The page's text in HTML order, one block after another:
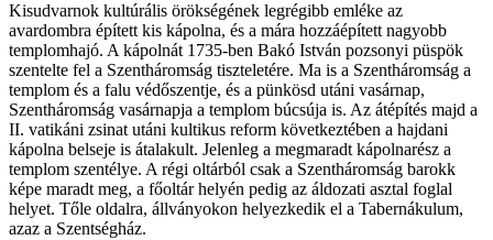
Kisudvarnok kultúrális örökségének legrégibb emléke az
avardombra épített kis kápolna, és a mára hozzáépített nagyobb
templomhajó. A kápolnát 1735-ben Bakó István pozsonyi püspök
szentelte fel a Szentháromság tiszteletére. Ma is a Szentháromság a
templom és a falu védőszentje, és a pünkösd utáni vasárnap,
Szentháromság vasárnapja a templom búcsúja is. Az átépítés majd a
II. vatikáni zsinat utáni kultikus reform következtében a hajdani
kápolna belseje is átalakult. Jelenleg a megmaradt kápolnarész a
templom szentélye. A régi oltárból csak a Szentháromság barokk
képe maradt meg, a főoltár helyén pedig az áldozati asztal foglal
helyet. Tőle oldalra, állványokon helyezkedik el a Tabernákulum,
azaz a Szentségház.